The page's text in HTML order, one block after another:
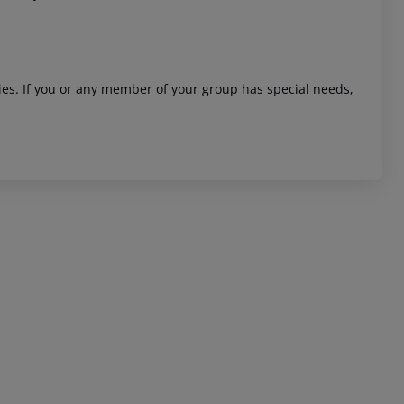
If you or any member of your group has special needs,